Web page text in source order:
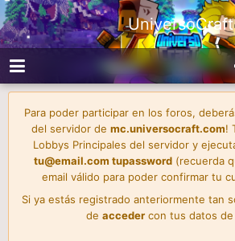
UniversoCraft
Para poder participar en los foros,
del servidor de mc.universocraft.com!
Lobbys Principales del servidor y
tu@email.com tupassword(recuerda
email válido para poder confirmar tu
Si ya estás registrado anteriormente tan
de accedercon tus datos de